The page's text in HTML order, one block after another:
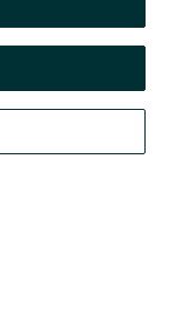
wskazanych powyżej,
brzmieniu.